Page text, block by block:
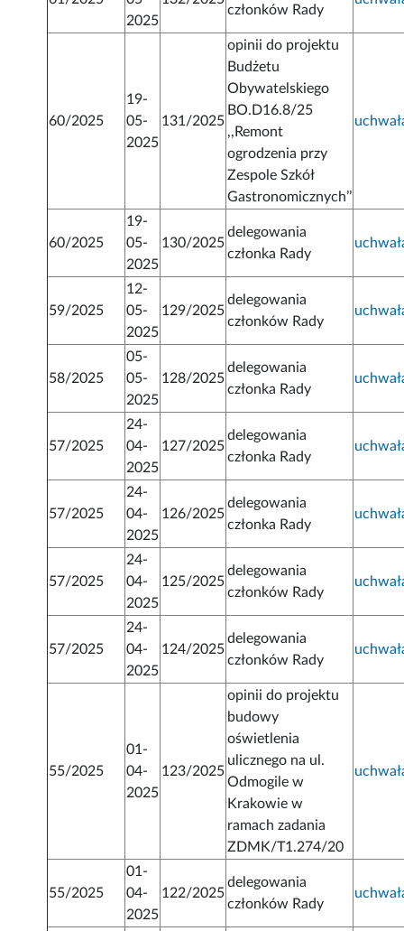
2025
członków Rady
60/2025
19-
05-
2025
131/2025
opinii do projektu
Budżetu
Obywatelskiego
BO.D16.8/25
,,Remont
ogrodzenia przy
Zespole Szkół
Gastronomicznych’’
60/2025
19-
05-
2025
130/2025
delegowania
członka Rady
59/2025
12-
05-
2025
129/2025
delegowania
członków Rady
58/2025
05-
05-
2025
128/2025
delegowania
członka Rady
57/2025
24-
04-
2025
127/2025
delegowania
członka Rady
57/2025
24-
04-
2025
126/2025
delegowania
członka Rady
57/2025
24-
04-
2025
125/2025
delegowania
członków Rady
57/2025
24-
04-
2025
124/2025
delegowania
członków Rady
55/2025
01-
04-
2025
123/2025
opinii do projektu
budowy
oświetlenia
ulicznego na ul.
Odmogile w
Krakowie w
ramach zadania
ZDMK/T1.274/20
55/2025
01-
04-
2025
122/2025
delegowania
członków Rady